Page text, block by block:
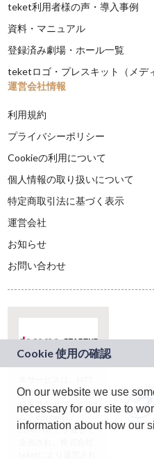
teket利用者様の声・導入事例
資料・マニュアル
登録済み劇場・ホール一覧
teketロゴ・プレスキット（メデ
運営会社情報
利用規約
プライバシーポリシー
Cookieの利用について
個人情報の取り扱いについて
特定商取引法に基づく表示
運営会社
お知らせ
お問い合わせ
ドコモグループの新
規事業創出プログラ
ム「docomo
STARTUP」を通じて
On our website we use
necessary for our site to
information about how our